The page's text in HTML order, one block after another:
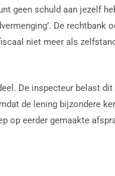
geen schuld aan jezelf
De rechtbank
niet meer als
De inspecteur belast
de lening bijzondere
op eerder gemaakte